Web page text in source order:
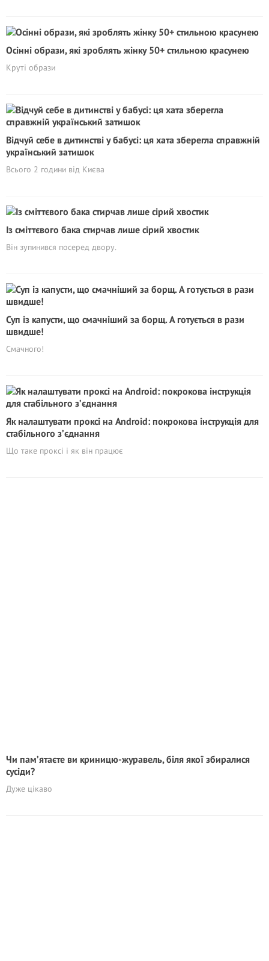
Осінні образи, які зроблять жінку 50+ стильною красунею
Круті образи
Відчуй себе в дитинстві у бабусі: ця хата зберегла справжній
український затишок
Всього 2 години від Києва
Із сміттєвого бака стирчав лише сірий хвостик
Він зупинився посеред двору.
Суп із капусти, що смачніший за борщ. А готується в рази
швидше!
Смачного!
Як налаштувати проксі на Android: покрокова інструкція для
стабільного з’єднання
Що таке проксі і як він працює
Чи пам’ятаєте ви криницю-журавель, біля якої збиралися
сусіди?
Дуже цікаво